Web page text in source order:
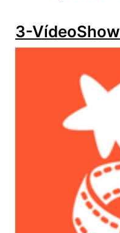
3-VídeoShow